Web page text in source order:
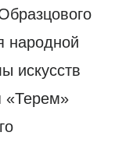
народной
искусств
«Терем»